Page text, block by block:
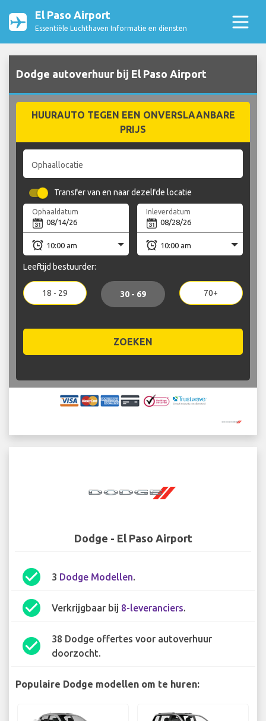
El Paso Airport
Essentiële Luchthaven Informatie en diensten
Dodge autoverhuur bij El Paso Airport
HUURAUTO TEGEN EEN ONVERSLAANBARE
PRIJS
Ophaallocatie
Transfer van en naar dezelfde locatie
Ophaaldatum Inleverdatum
Leeftijd bestuurder:
18 - 29 30 - 69 70+
ZOEKEN
Dodge - El Paso Airport
check_circle 3 Dodge Modellen.
check_circle Verkrijgbaar bij 8-leveranciers.
check_circle
38 Dodge offertes voor autoverhuur
doorzocht.
Populaire Dodge modellen om te huren: